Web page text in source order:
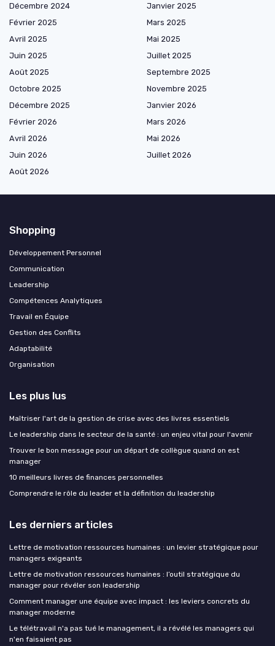
Décembre 2024
Janvier 2025
Février 2025
Mars 2025
Avril 2025
Mai 2025
Juin 2025
Juillet 2025
Août 2025
Septembre 2025
Octobre 2025
Novembre 2025
Décembre 2025
Janvier 2026
Février 2026
Mars 2026
Avril 2026
Mai 2026
Juin 2026
Juillet 2026
Août 2026
Shopping
Développement Personnel
Communication
Leadership
Compétences Analytiques
Travail en Équipe
Gestion des Conflits
Adaptabilité
Organisation
Les plus lus
Maîtriser l'art de la gestion de crise avec des livres essentiels
Le leadership dans le secteur de la santé : un enjeu vital pour l'avenir
Trouver le bon message pour un départ de collègue quand on est
manager
10 meilleurs livres de finances personnelles
Comprendre le rôle du leader et la définition du leadership
Les derniers articles
Lettre de motivation ressources humaines : un levier stratégique pour
managers exigeants
Lettre de motivation ressources humaines : l’outil stratégique du
manager pour révéler son leadership
Comment manager une équipe avec impact : les leviers concrets du
manager moderne
Le télétravail n'a pas tué le management, il a révélé les managers qui
n'en faisaient pas